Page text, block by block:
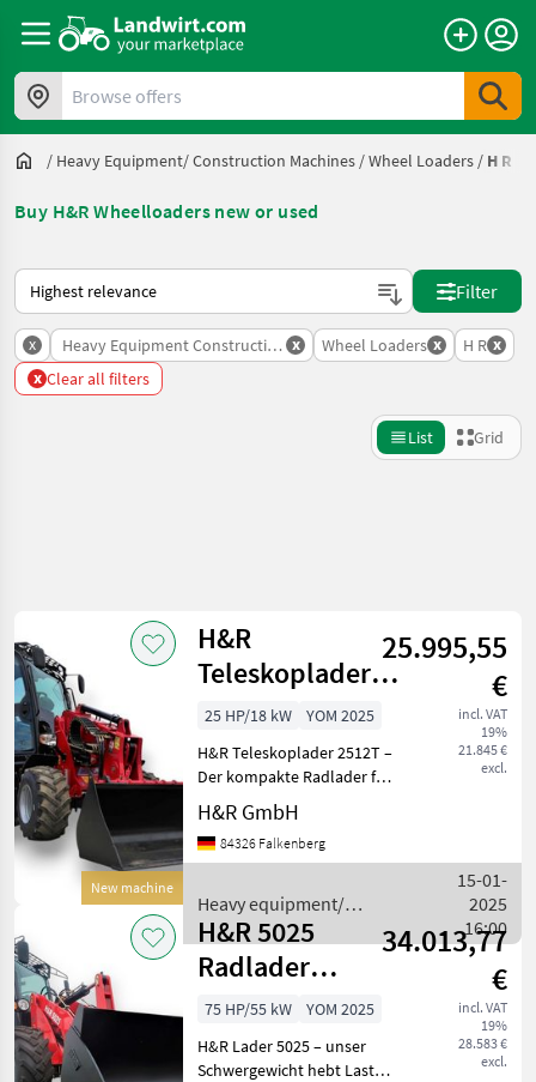
Browse offers
/ Heavy Equipment/ Construction Machines /Wheel Loaders / H R
Buy H&R Wheelloaders new or used
This is how sorting works on Landwirt.com
Filter
x Heavy Equipment Construction Machines
x Wheel Loaders x H R x
x Clear all filters
List Grid
Category Place
CURRENT
PATH
Construction
machinery
Heavy
Equipment
Construction
Machines
R
SELECT
CATEGORY
Reset
results
New machine
H&R
Teleskoplader
2512-T Hoflader
mit Teleskop
25.995,55
€
incl. VAT
19%
21.845 €
excl.
25 HP/18 kW
YOM 2025
H&R Teleskoplader 2512T –
Der kompakte Radlader für
vielseitige Einsätze mit
geschlossener Kabine für
mehr Komfort. Vorteile des
Leistungssta
H&R GmbH
84326 Falkenberg
Heavy equipment/
construction machines /
H&R
15-01-
2025
16:00
H&R 5025
Radlader
Hoflader Lader
34.013,77
€
incl. VAT
19%
28.583 €
excl.
75 HP/55 kW
YOM 2025
H&R Lader 5025 – unser
Schwergewicht hebt Lasten